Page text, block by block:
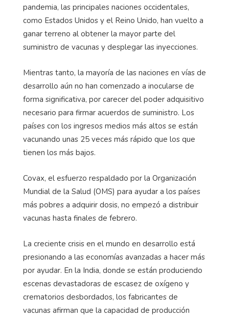
pandemia, las principales naciones occidentales,
como Estados Unidos y el Reino Unido, han vuelto a
ganar terreno al obtener la mayor parte del
suministro de vacunas y desplegar las inyecciones.
Mientras tanto, la mayoría de las naciones en vías de
desarrollo aún no han comenzado a inocularse de
forma significativa, por carecer del poder adquisitivo
necesario para firmar acuerdos de suministro. Los
países con los ingresos medios más altos se están
vacunando unas 25 veces más rápido que los que
tienen los más bajos.
Covax, el esfuerzo respaldado por la Organización
Mundial de la Salud (OMS) para ayudar a los países
más pobres a adquirir dosis, no empezó a distribuir
vacunas hasta finales de febrero.
La creciente crisis en el mundo en desarrollo está
presionando a las economías avanzadas a hacer más
por ayudar. En la India, donde se están produciendo
escenas devastadoras de escasez de oxígeno y
crematorios desbordados, los fabricantes de
vacunas afirman que la capacidad de producción